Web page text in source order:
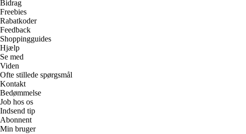
Bidrag
Freebies
Rabatkoder
Feedback
Shoppingguides
Hjælp
Se med
Viden
Ofte stillede spørgsmål
Kontakt
Bedømmelse
Job hos os
Indsend tip
Abonnent
Min bruger